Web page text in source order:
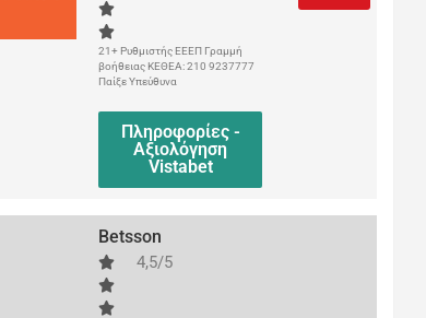
21+ Ρυθμιστής ΕΕΕΠ Γραμμή
βοήθειας ΚΕΘΕΑ: 210 9237777
Παίξε Υπεύθυνα
Πληροφορίες -
Αξιολόγηση
Vistabet
Betsson
4,5/5